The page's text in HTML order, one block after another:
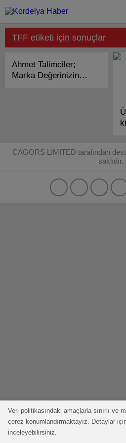
TFF etiketi için sonuçlar
Ahmet Talimciler;
Marka Değerinizin
CAGORS LIMITED tarafından
saklıdır.
Veri politikasındaki amaçlarla sınırlı ve
çerez konumlandırmaktayız. Detaylar
inceleyebilirsiniz.